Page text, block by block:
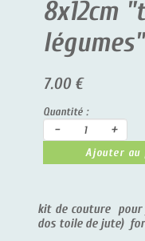
8x12cm
légumes"
7.00 €
Quantité :
- +
Ajouter au
kit de couture
dos toile de jute)